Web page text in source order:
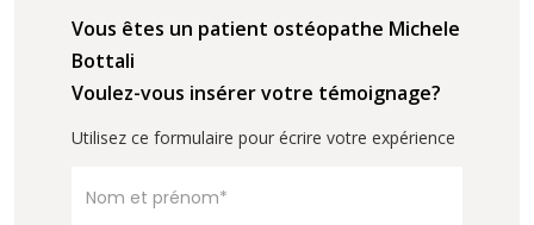
Vous êtes un patient ostéopathe Michele
Bottali
Voulez-vous insérer votre témoignage?
Utilisez ce formulaire pour écrire votre expérience